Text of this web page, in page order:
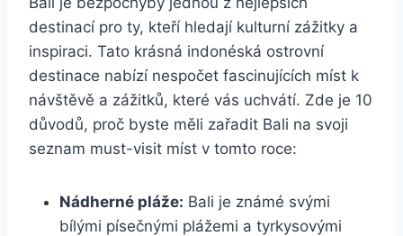
destinací pro ty, kteří hledají kulturní zážitky a
inspiraci. Tato krásná indonéská ostrovní
destinace nabízí nespočet fascinujících míst k
návštěvě a zážitků, které vás uchvátí. Zde je 10
důvodů, proč byste měli zařadit Bali na svoji
seznam must-visit míst v tomto roce:
Nádherné pláže: Bali je známé svými
bílými písečnými plážemi a tyrkysovými